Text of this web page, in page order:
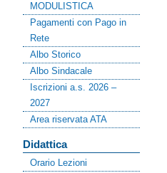
MODULISTICA
Pagamenti con Pago in
Rete
Albo Storico
Albo Sindacale
Iscrizioni a.s. 2026 –
2027
Area riservata ATA
Didattica
Orario Lezioni